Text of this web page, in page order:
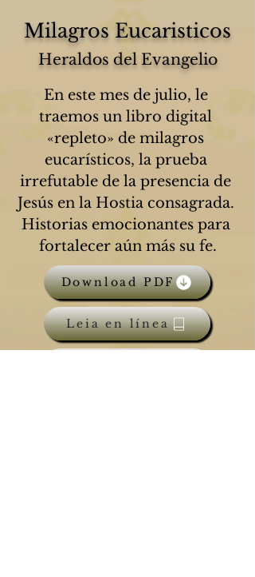
Milagros Eucaristicos
Heraldos del Evangelio
En este mes de julio, le
traemos un libro digital
«repleto» de milagros
eucarísticos, la prueba
irrefutable de la presencia de
Jesús en la Hostia consagrada.
Historias emocionantes para
fortalecer aún más su fe.
Download PDF
Leia en línea